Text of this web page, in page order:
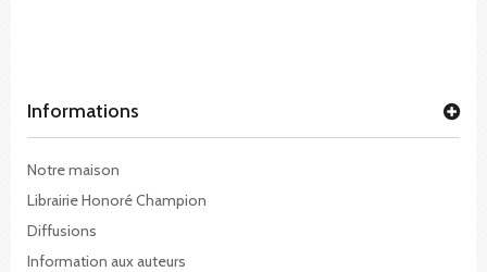
Informations
Notre maison
Librairie Honoré Champion
Diffusions
Information aux auteurs